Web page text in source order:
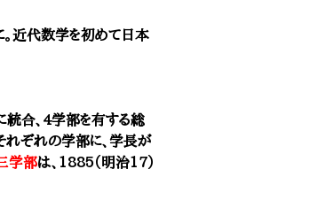
。近代数学を初めて日本
統合、4学部を有する総
れぞれの学部に、学長が
学部は、1885（明治17）